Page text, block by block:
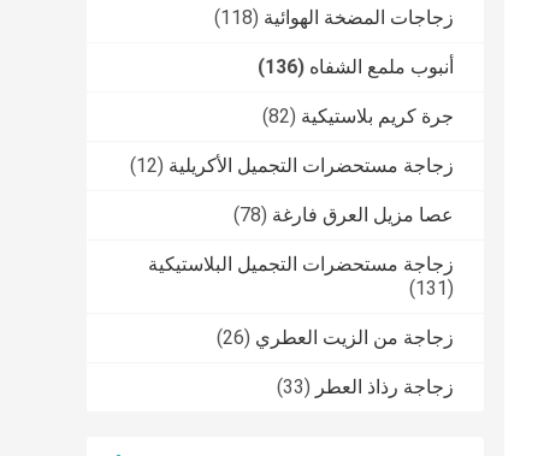
زجاجات المضخة الهوائية (118)
أنبوب ملمع الشفاه (136)
جرة كريم بلاستيكية (82)
زجاجة مستحضرات التجميل الأكريلية (12)
عصا مزيل العرق فارغة (78)
زجاجة مستحضرات التجميل البلاستيكية
(131)
زجاجة من الزيت العطري (26)
زجاجة رذاذ العطر (33)